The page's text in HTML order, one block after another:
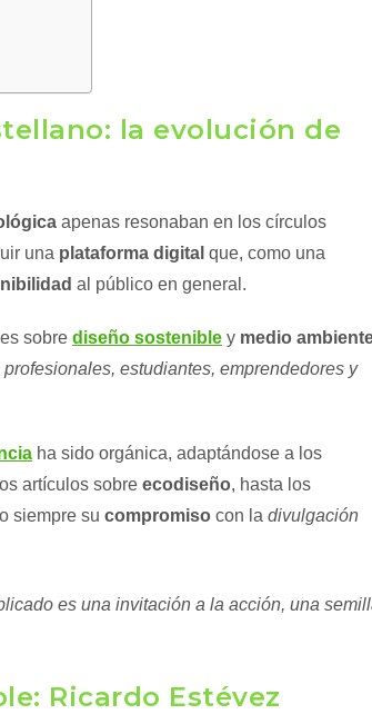
la evolución de
apenas resonaban en los círculos
una plataforma digital que, como una
al público en general.
sobre diseño sostenible y medio
profesionales, estudiantes, emprendedores y
ha sido orgánica, adaptándose a los
artículos sobre ecodiseño, hasta los
siempre su compromiso con la divulgación
es una invitación a la acción, una
Ricardo Estévez